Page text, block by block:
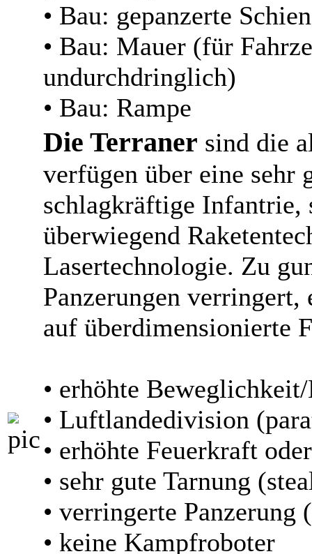
• Bau: gepanzerte
• Bau: Mauer (für
undurchdringlich)
• Bau: Rampe
Die Terraner sind die
verfügen über eine sehr
schlagkräftige Infantrie,
überwiegend
Lasertechnologie. Zu
Panzerungen verringert,
auf überdimensionierte
• erhöhte
• Luftlandedivision
• erhöhte Feuerkraft
• sehr gute Tarnung
• verringerte Panzerung
• keine Kampfroboter